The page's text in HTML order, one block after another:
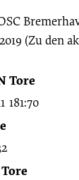
(Zu den
Tore
181:70
Tore